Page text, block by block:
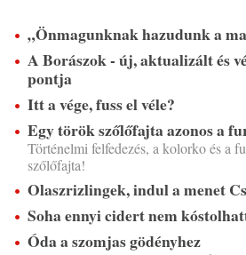
„Önmagunknak hazudunk a
A Borászok - új, aktualizált és
pontja
Itt a vége, fuss el véle?
Egy török szőlőfajta azonos a
Történelmi felfedezés, a kolorko és a
szőlőfajta!
Olaszrizlingek, indul a menet
Soha ennyi cidert nem
Óda a szomjas gödényhez